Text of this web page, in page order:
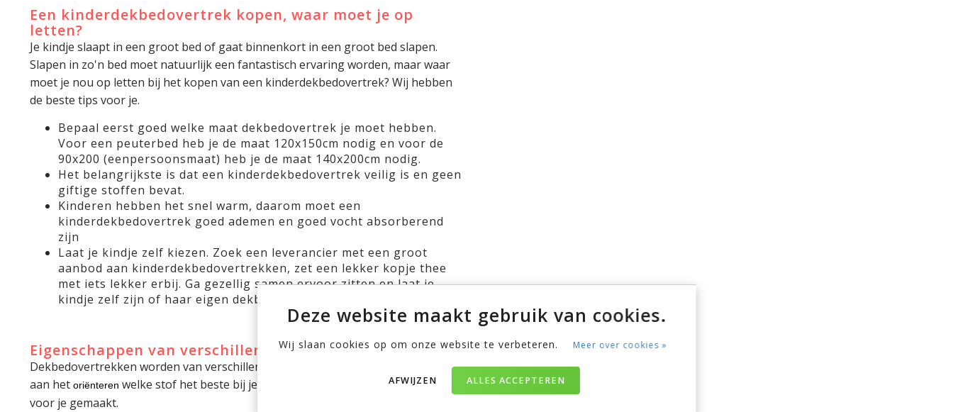
Een kinderdekbedovertrek kopen, waar moet je op
letten?
Je kindje slaapt in een groot bed of gaat binnenkort in een groot bed slapen.
Slapen in zo'n bed moet natuurlijk een fantastisch ervaring worden, maar waar
moet je nou op letten bij het kopen van een kinderdekbedovertrek? Wij hebben
de beste tips voor je.
Bepaal eerst goed welke maat dekbedovertrek je moet hebben.
Voor een peuterbed heb je de maat 120x150cm nodig en voor de
90x200 (eenpersoonsmaat) heb je de maat 140x200cm nodig.
Het belangrijkste is dat een kinderdekbedovertrek veilig is en geen
giftige stoffen bevat.
Kinderen hebben het snel warm, daarom moet een
kinderdekbedovertrek goed ademen en goed vocht absorberend
zijn
Laat je kindje zelf kiezen. Zoek een leverancier met een groot
aanbod aan kinderdekbedovertrekken, zet een lekker kopje thee
met iets lekker erbij. Ga gezellig samen ervoor zitten en laat je
kindje zelf zijn of haar eigen dekbedovertrek kiezen.
Eigenschappen van verschillende materialen
Dekbedovertrekken worden van verschillende materialen gemaakt. Ben je nog
aan het oriënteren welke stof het beste bij je kindje past? Wij hebben een overzicht
voor je gemaakt.
Deze website maakt gebruik van cookies.
Wij slaan cookies op om onze website te verbeteren. Meer over cookies »
ALLES ACCEPTEREN
AFWIJZEN